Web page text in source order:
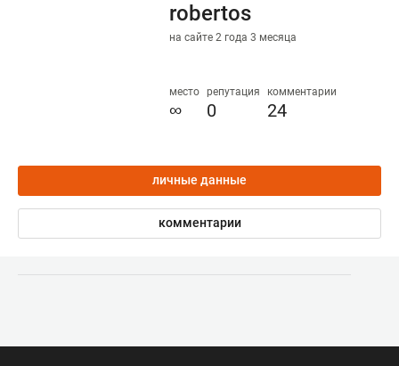
robertos
на сайте 2 года 3 месяца
место
∞
репутация
0
комментарии
24
личные данные
комментарии